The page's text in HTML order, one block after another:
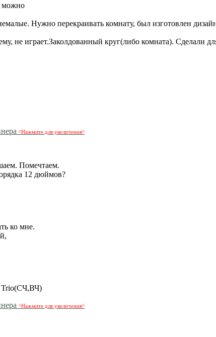
можно
Нужно перекраивать комнату, был изготовлен
не играет.Заколдованный круг(либо комната). Сделали
^Нажмите для увеличения^
Помечтаем.
12 дюймов?
ко мне.
Trio(СЧ,ВЧ)
^Нажмите для увеличения^